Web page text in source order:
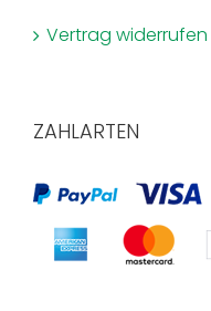
Vertrag widerrufen
ZAHLARTEN